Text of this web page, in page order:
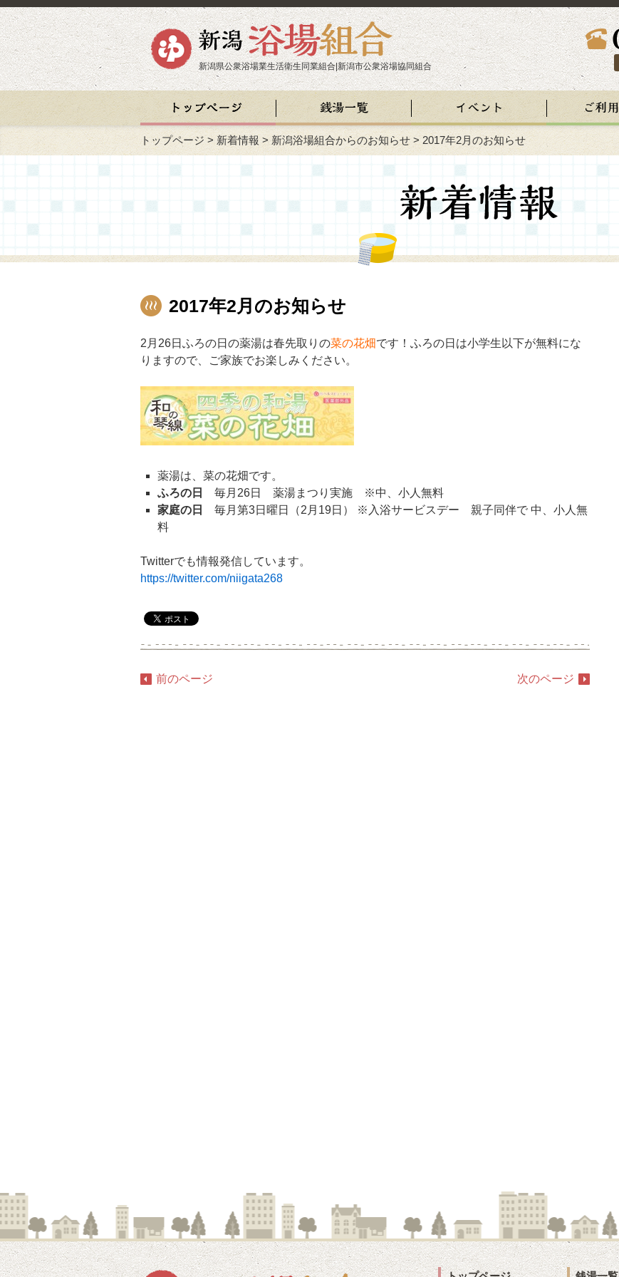
新潟県公衆浴場業生活衛生同業組合|新潟市公衆浴場協同組合
トップページ >新着情報 >新潟浴場組合からのお知らせ > 2017年2月のお知らせ
2017年2月のお知らせ
2月26日ふろの日の薬湯は春先取りの菜の花畑です！ふろの日は小学生以下が無料にな
りますので、ご家族でお楽しみください。
薬湯は、菜の花畑です。
ふろの日
毎月26日 薬湯まつり実施 ※中、小人無料
家庭の日
毎月第3日曜日（2月19日） ※入浴サービスデー 親子同伴で 中、小人無
料
Twitterでも情報発信しています。
https://twitter.com/niigata268
前のページ 次のページ